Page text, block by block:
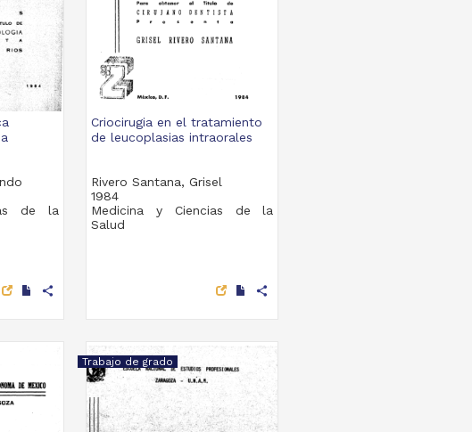
de la
share
Criocirugia en el tratamiento
de leucoplasias intraorales
Rivero Santana, Grisel
1984
Medicina y Ciencias de la
Salud
share
Trabajo de grado